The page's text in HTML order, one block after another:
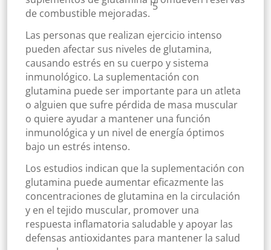
de combustible mejoradas.
5
Las personas que realizan ejercicio intenso
pueden afectar sus niveles de glutamina,
causando estrés en su cuerpo y sistema
inmunológico. La suplementación con
glutamina puede ser importante para un atleta
o alguien que sufre pérdida de masa muscular
o quiere ayudar a mantener una función
inmunológica y un nivel de energía óptimos
bajo un estrés intenso.
Los estudios indican que la suplementación con
glutamina puede aumentar eficazmente las
concentraciones de glutamina en la circulación
y en el tejido muscular, promover una
respuesta inflamatoria saludable y apoyar las
defensas antioxidantes para mantener la salud